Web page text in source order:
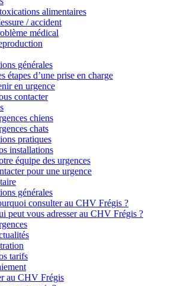
alimentaires
/ accident
médical
générales
étapes d’une prise en charge
en urgence
contacter
chiens
chats
pratiques
installations
équipe des urgences
pour une urgence
générales
consulter au CHV Frégis ?
peut vous adresser au CHV Frégis ?
tarifs
au CHV Frégis